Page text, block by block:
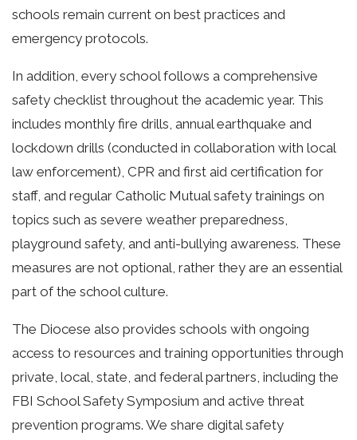
schools remain current on best practices and
emergency protocols.
In addition, every school follows a comprehensive
safety checklist throughout the academic year. This
includes monthly fire drills, annual earthquake and
lockdown drills (conducted in collaboration with local
law enforcement), CPR and first aid certification for
staff, and regular Catholic Mutual safety trainings on
topics such as severe weather preparedness,
playground safety, and anti-bullying awareness. These
measures are not optional, rather they are an essential
part of the school culture.
The Diocese also provides schools with ongoing
access to resources and training opportunities through
private, local, state, and federal partners, including the
FBI School Safety Symposium and active threat
prevention programs. We share digital safety